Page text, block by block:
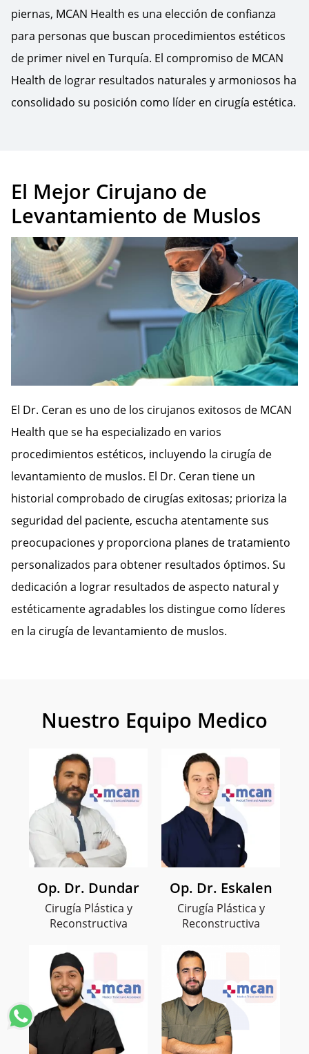
piernas, MCAN Health es una elección de confianza
para personas que buscan procedimientos estéticos
de primer nivel en Turquía. El compromiso de MCAN
Health de lograr resultados naturales y armoniosos ha
consolidado su posición como líder en cirugía estética.
El Mejor Cirujano de
Levantamiento de Muslos
El Dr. Ceran es uno de los cirujanos exitosos de MCAN
Health que se ha especializado en varios
procedimientos estéticos, incluyendo la cirugía de
levantamiento de muslos. El Dr. Ceran tiene un
historial comprobado de cirugías exitosas; prioriza la
seguridad del paciente, escucha atentamente sus
preocupaciones y proporciona planes de tratamiento
personalizados para obtener resultados óptimos. Su
dedicación a lograr resultados de aspecto natural y
estéticamente agradables los distingue como líderes
en la cirugía de levantamiento de muslos.
Nuestro Equipo Medico
Op. Dr. Dundar
Cirugía Plástica y
Reconstructiva
Op. Dr. Eskalen
Cirugía Plástica y
Reconstructiva